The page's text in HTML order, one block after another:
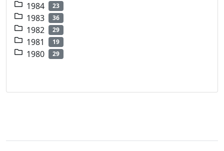
1984 23
1983 36
1982 29
1981 19
1980 29